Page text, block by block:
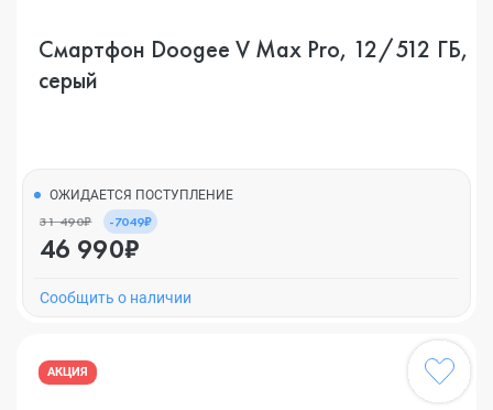
Смартфон Doogee V Max Pro, 12/512 ГБ,
серый
ОЖИДАЕТСЯ ПОСТУПЛЕНИЕ
31 490₽ -7049₽
46 990₽
Cообщить о наличии
АКЦИЯ